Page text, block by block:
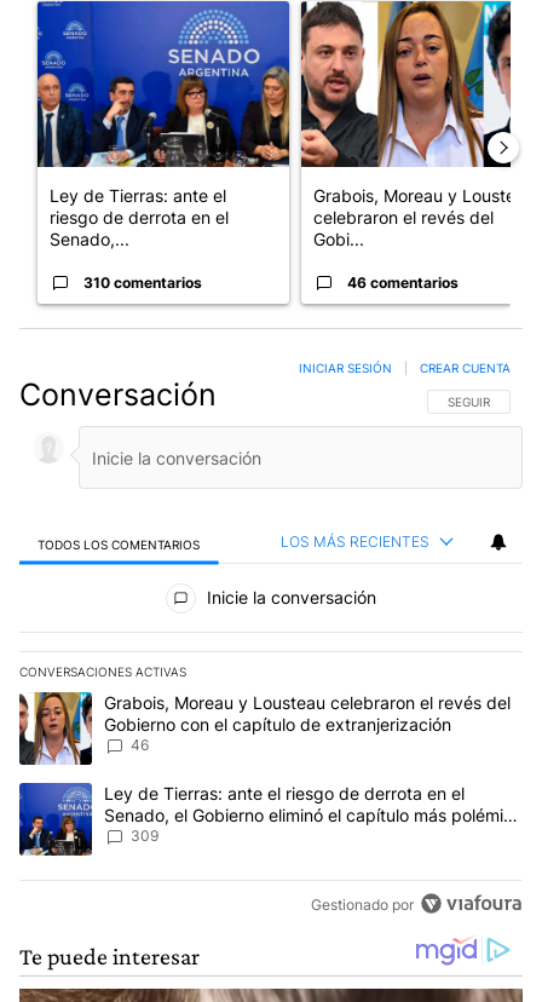
Un artículo de tendencia con el título "Ley de Tierras: ante el
Ley de Tierras: ante el
riesgo de derrota en el
Senado,...
310 comentarios
Un artículo de tendencia con
Grabois, Moreau y Lousteau
celebraron el revés del
Gobi...
46 comentarios
Conversación SIGA ESTA
SEGUIR
INICIAR SESIÓN CREAR CUENTA
TODOS LOS COMENTARIOS LOS MÁS RECIENTES
Todos los comentarios
Inicie la conversación
CONVERSACIONES ACTIVAS
Este listado muestra los artículos con más comentarios en los
Un artículo de tendencia con el título "Grabois, Moreau y
Grabois, Moreau y Lousteau celebraron el revés del
Gobierno con el capítulo de extranjerización
46
Un artículo de tendencia con el título "Ley de Tierras: ante el
Ley de Tierras: ante el riesgo de derrota en el
Senado, el Gobierno eliminó el capítulo más polémico
del proyecto
309
Gestionado por